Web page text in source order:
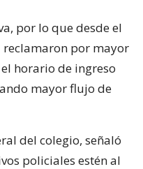
por lo que desde el
por mayor
horario de ingreso
mayor flujo de
del colegio, señaló
policiales estén al